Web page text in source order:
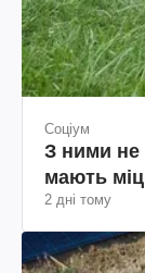
Соціум
З ними не
мають
2 дні тому